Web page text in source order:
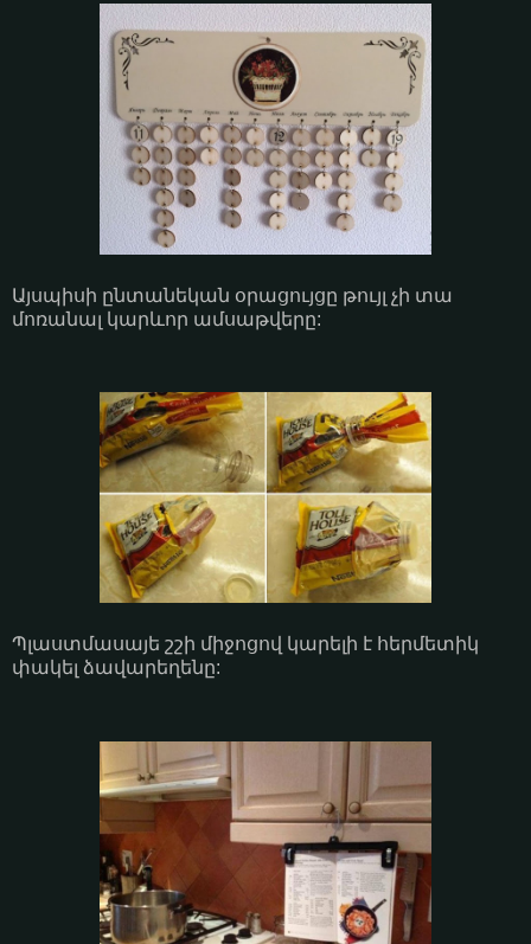
Այսպիսի ընտանեկան օրացույցը թույլ չի տա
մոռանալ կարևոր ամսաթվերը:
Պլաստմասայե շշի միջոցով կարելի է հերմետիկ
փակել ձավարեղենը: